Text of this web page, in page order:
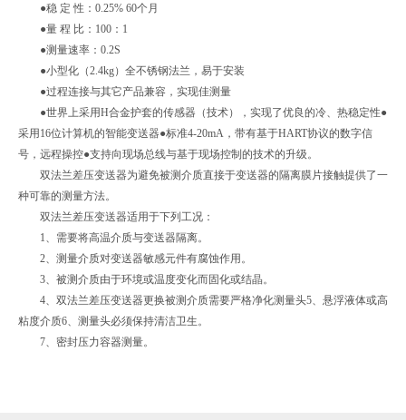
●稳 定 性：0.25% 60个月
●量 程 比：100：1
●测量速率：0.2S
●小型化（2.4kg）全不锈钢法兰，易于安装
●过程连接与其它产品兼容，实现佳测量
●世界上采用H合金护套的传感器（技术），实现了优良的冷、热稳定性●
采用16位计算机的智能变送器●标准4-20mA，带有基于HART协议的数字信
号，远程操控●支持向现场总线与基于现场控制的技术的升级。
双法兰差压变送器为避免被测介质直接于变送器的隔离膜片接触提供了一
种可靠的测量方法。
双法兰差压变送器适用于下列工况：
1、需要将高温介质与变送器隔离。
2、测量介质对变送器敏感元件有腐蚀作用。
3、被测介质由于环境或温度变化而固化或结晶。
4、双法兰差压变送器更换被测介质需要严格净化测量头5、悬浮液体或高
粘度介质6、测量头必须保持清洁卫生。
7、密封压力容器测量。